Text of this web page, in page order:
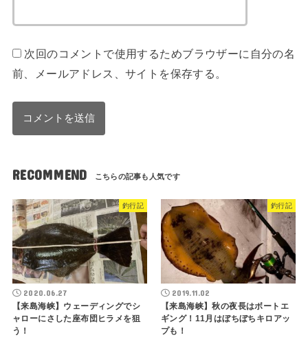
次回のコメントで使用するためブラウザーに自分の名
前、メールアドレス、サイトを保存する。
RECOMMEND
釣行記
2020.06.27
【来島海峡】ウェーディングでシ
ャローにさした座布団ヒラメを狙
う！
釣行記
2019.11.02
【来島海峡】秋の夜長はボートエ
ギング！11月はぼちぼちキロアッ
プも！